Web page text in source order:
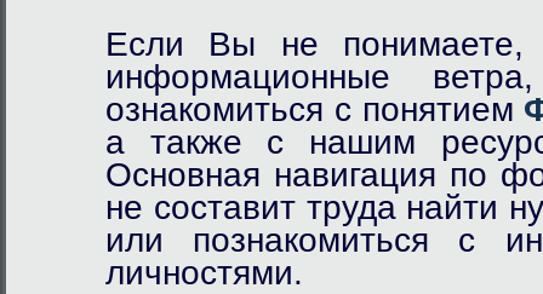
Если Вы не понимаете,
информационные
ознакомиться с понятием
а также с нашим
Основная навигация по
не составит труда найти
или познакомиться с
личностями.